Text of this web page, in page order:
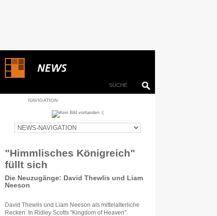
NAVIGATION
"Himmlisches Königreich"
füllt sich
Die Neuzugänge: David Thewlis und Liam
Neeson
David Thewlis und Liam Neeson als mittelalterliche
Recken: In Ridley Scotts "Kingdom of Heaven".